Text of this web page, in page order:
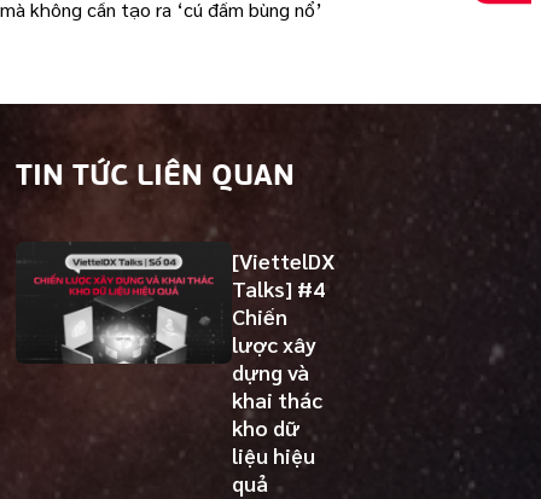
mà không cần tạo ra ‘cú đấm bùng nổ’
TIN TỨC LIÊN QUAN
[ViettelDX
Talks] #4
Chiến
lược xây
dựng và
khai thác
kho dữ
liệu hiệu
quả